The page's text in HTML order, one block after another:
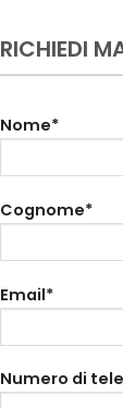
RICHIEDI
Nome*
Cognome*
Email*
Numero di